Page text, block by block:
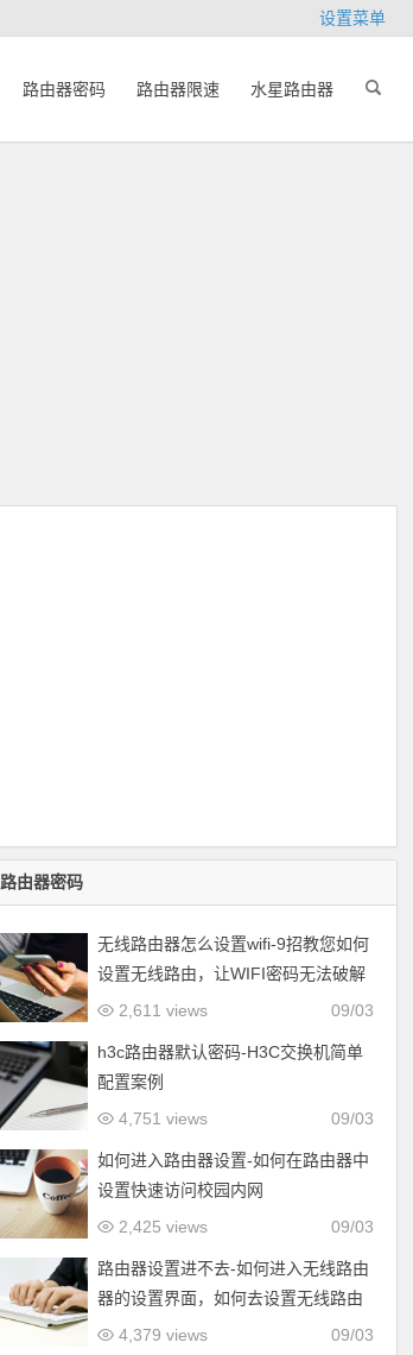
设置菜单
路由器密码 路由器限速 水星路由器
路由器密码
无线路由器怎么设置wifi-9招教您如何
设置无线路由，让WIFI密码无法破解
09/03
2,611 views
h3c路由器默认密码-H3C交换机简单
配置案例
09/03
4,751 views
如何进入路由器设置-如何在路由器中
设置快速访问校园内网
09/03
2,425 views
路由器设置进不去-如何进入无线路由
器的设置界面，如何去设置无线路由
器？
09/03
4,379 views